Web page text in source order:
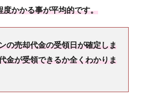
かかる事が平均的です。
の売却代金の受領日が確定しま
金が受領できるか全くわかりま